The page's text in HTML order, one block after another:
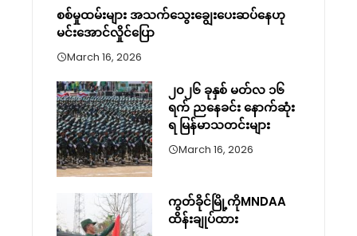
စစ်မှုထမ်းများ အသက်သွေးချွေးပေးဆပ်နေဟု
မင်းအောင်လှိုင်ပြော
March 16, 2026
၂၀၂၆ ခုနှစ် မတ်လ ၁၆
ရက် ညနေခင်း နောက်ဆုံး
ရ မြန်မာသတင်းများ
March 16, 2026
ကွတ်ခိုင်မြို့ကိုMNDAA
ထိန်းချုပ်ထား